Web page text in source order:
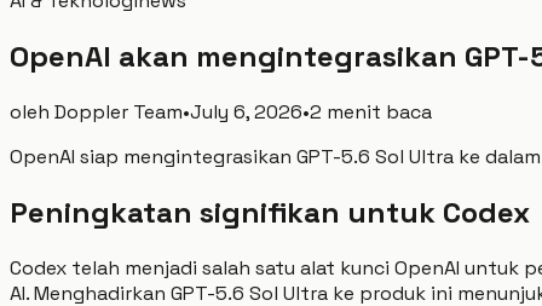
OpenAI akan mengintegrasikan
oleh Doppler Team•July 6, 2026•2 menit baca
OpenAI siap mengintegrasikan GPT-5.6 Sol Ultra ke
Peningkatan signifikan untuk Codex
Codex telah menjadi salah satu alat kunci OpenAI
AI. Menghadirkan GPT-5.6 Sol Ultra ke produk ini